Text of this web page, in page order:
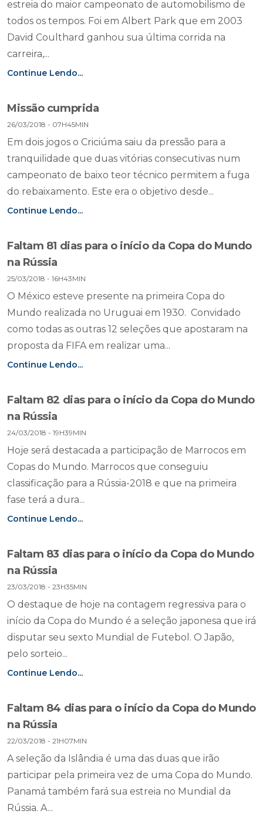
estreia do maior campeonato de automobilismo de
todos os tempos. Foi em Albert Park que em 2003
David Coulthard ganhou sua última corrida na
carreira,...
Continue Lendo...
Missão cumprida
26/03/2018 - 07H45MIN
Em dois jogos o Criciúma saiu da pressão para a
tranquilidade que duas vitórias consecutivas num
campeonato de baixo teor técnico permitem a fuga
do rebaixamento. Este era o objetivo desde...
Continue Lendo...
Faltam 81 dias para o início da Copa do Mundo
na Rússia
25/03/2018 - 16H43MIN
O México esteve presente na primeira Copa do
Mundo realizada no Uruguai em 1930. Convidado
como todas as outras 12 seleções que apostaram na
proposta da FIFA em realizar uma...
Continue Lendo...
Faltam 82 dias para o início da Copa do Mundo
na Rússia
24/03/2018 - 19H39MIN
Hoje será destacada a participação de Marrocos em
Copas do Mundo. Marrocos que conseguiu
classificação para a Rússia-2018 e que na primeira
fase terá a dura...
Continue Lendo...
Faltam 83 dias para o início da Copa do Mundo
na Rússia
23/03/2018 - 23H35MIN
O destaque de hoje na contagem regressiva para o
início da Copa do Mundo é a seleção japonesa que irá
disputar seu sexto Mundial de Futebol. O Japão,
pelo sorteio...
Continue Lendo...
Faltam 84 dias para o início da Copa do Mundo
na Rússia
22/03/2018 - 21H07MIN
A seleção da Islândia é uma das duas que irão
participar pela primeira vez de uma Copa do Mundo.
Panamá também fará sua estreia no Mundial da
Rússia. A...